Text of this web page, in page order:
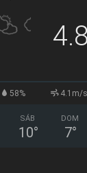
4.8
58% 4.1m/s
SÁB
10°
DOM
7°